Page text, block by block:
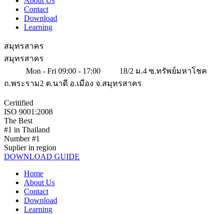
Contact
Download
Learning
สมุทรสาคร
สมุทรสาคร
Mon - Fri 09:00 - 17:00
18/2 ม.4 ซ.ทรัพย์มหาโชค
ถ.พระราม2 ต.นาดี อ.เมือง จ.สมุทรสาคร
Ceritified
ISO 9001:2008
The Best
#1 in Thailand
Number #1
Suplier in region
DOWNLOAD GUIDE
Home
About Us
Contact
Download
Learning